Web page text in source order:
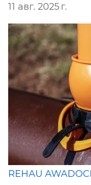
11 авг. 2025 г.
REHAU